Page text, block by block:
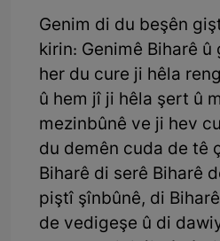
Genim di du beşên
kirin: Genimê Biharê û
her du cure ji hêla
û hem jî ji hêla şert û
mezinbûnê ve ji hev
du demên cuda de tê
Biharê di serê Biharê
piştî şînbûnê, di
de vedigeşe û di